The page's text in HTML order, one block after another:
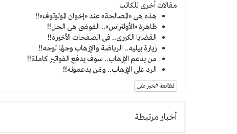
مقالات أخرى للكاتب
هذه هى «المصالحة» عند «إخوان المولوتوف»!!
ظاهرة «الأولتراس».. الفوضى هى الحل!!
القضايا الكبرى.. فى الصفحات الأخيرة!!
زيارة بيليه.. الرياضة والإرهاب وجهًا لوجه!!
من يدعم الإرهاب.. سوف يدفع الفواتير كاملة!!
الرد على الإرهاب.. ومَن يدعمونه!!
لمطالعة الخبر على
أخبار مرتبطة